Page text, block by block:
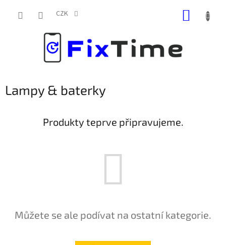
CZK
Lampy & baterky
Produkty teprve připravujeme.
Můžete se ale podívat na ostatní kategorie.